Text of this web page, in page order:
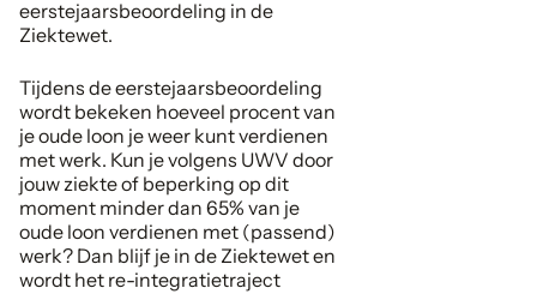
eerstejaarsbeoordeling in de
Ziektewet.
Tijdens de eerstejaarsbeoordeling
wordt bekeken hoeveel procent van
je oude loon je weer kunt verdienen
met werk. Kun je volgens UWV door
jouw ziekte of beperking op dit
moment minder dan 65% van je
oude loon verdienen met (passend)
werk? Dan blijf je in de Ziektewet en
wordt het re-integratietraject